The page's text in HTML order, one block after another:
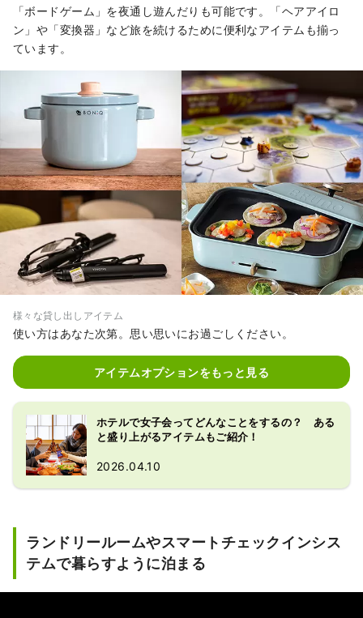
「ボードゲーム」を夜通し遊んだりも可能です。「ヘアアイロ
ン」や「変換器」など旅を続けるために便利なアイテムも揃っ
ています。
様々な貸し出しアイテム
使い方はあなた次第。思い思いにお過ごしください。
アイテムオプションをもっと見る
ホテルで女子会ってどんなことをするの？ ある
と盛り上がるアイテムもご紹介！
2026.04.10
ランドリールームやスマートチェックインシス
テムで暮らすように泊まる